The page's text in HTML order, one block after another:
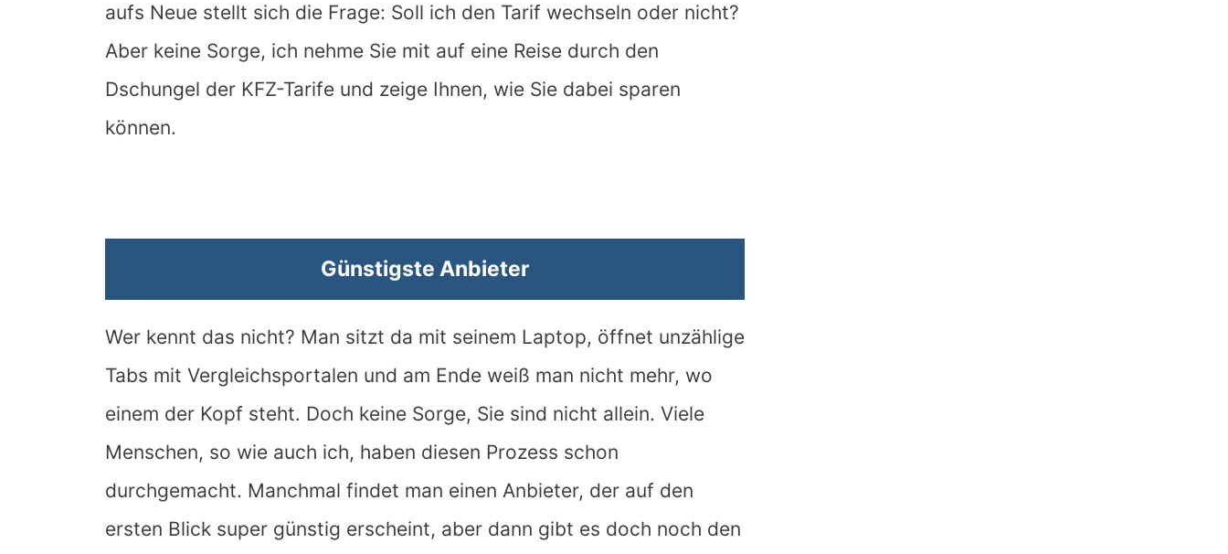
aufs Neue stellt sich die Frage: Soll ich den Tarif wechseln oder nicht?
Aber keine Sorge, ich nehme Sie mit auf eine Reise durch den
Dschungel der KFZ-Tarife und zeige Ihnen, wie Sie dabei sparen
können.
Günstigste Anbieter
Wer kennt das nicht? Man sitzt da mit seinem Laptop, öffnet unzählige
Tabs mit Vergleichsportalen und am Ende weiß man nicht mehr, wo
einem der Kopf steht. Doch keine Sorge, Sie sind nicht allein. Viele
Menschen, so wie auch ich, haben diesen Prozess schon
durchgemacht. Manchmal findet man einen Anbieter, der auf den
ersten Blick super günstig erscheint, aber dann gibt es doch noch den